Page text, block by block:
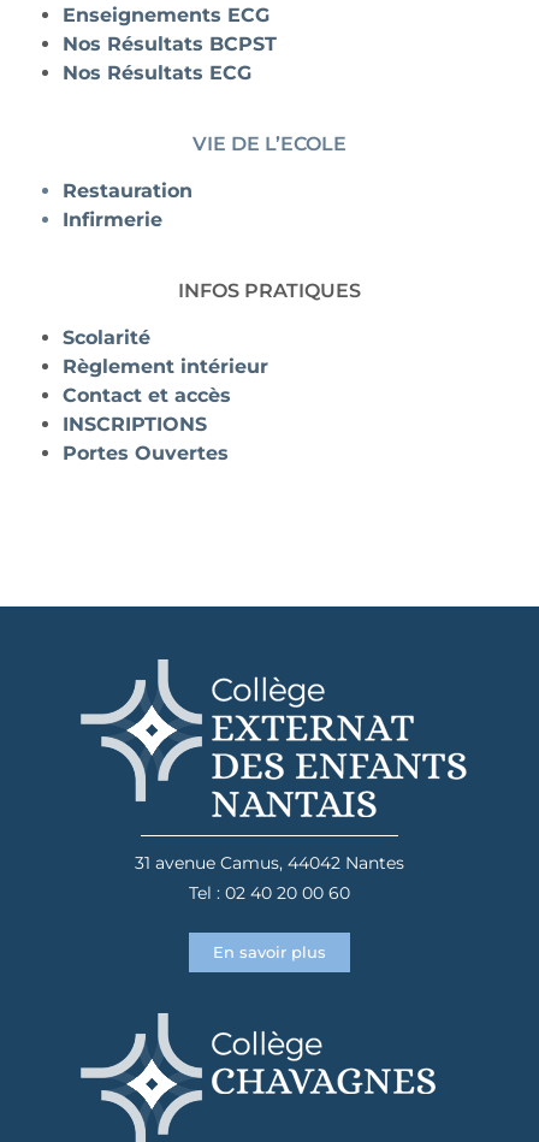
Enseignements ECG
Nos Résultats BCPST
Nos Résultats ECG
VIE DE L’ECOLE
Restauration
Infirmerie
INFOS PRATIQUES
Scolarité
Règlement intérieur
Contact et accès
INSCRIPTIONS
Portes Ouvertes
31 avenue Camus, 44042 Nantes
Tel : 02 40 20 00 60
En savoir plus